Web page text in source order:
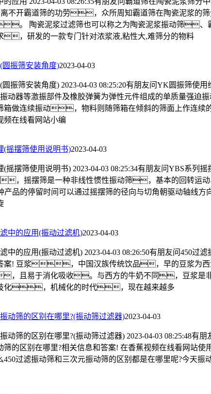
离不开霸道筛的功劳，众所周知霸道筛在陶瓷泥
。 陶瓷泥浆过滤筛也可以称之为陶瓷泥浆振动筛
，研发的一款专门针对浓浆液,粘性大,难筛分的物料
振筛安装角度)2023-04-03
振筛安装角度) 2023-04-03 08:25:20有朋友问YK圆振筛
动器等激振部件及橡胶弹簧为弹性元件组成的单质量强
做连续振动，物料则随筛箱在倾斜的筛面上作连续
在线看网站小编
(摇摆筛使用说明书)2023-04-03
(摇摆筛使用说明书) 2023-04-03 08:25:34有朋友问YBS系
，摇摆筛是一种非线性惯性振动筛，基本的回转运
品的停留时间可以通过摇摆筛的径向与切角朝驱动轴
中的应用(振动过滤机)2023-04-03
中的应用(振动过滤机) 2023-04-03 08:26:50有朋友问450
答案! 豆浆，中国汉族传统饮品，早的豆浆
，且易于消化吸收。与西方的牛奶不同，豆浆是
化，机械化的时代，现在越来越多
动筛的区别在哪里?(振动筛过滤器)2023-04-03
动筛的区别在哪里?(振动筛过滤器) 2023-04-03 08:25:48
筛的区别在哪里?相关信息和答案! 在香蕉视频在线看网
过滤振动筛和三次元振动筛的区别都是在哪里呢?今天振